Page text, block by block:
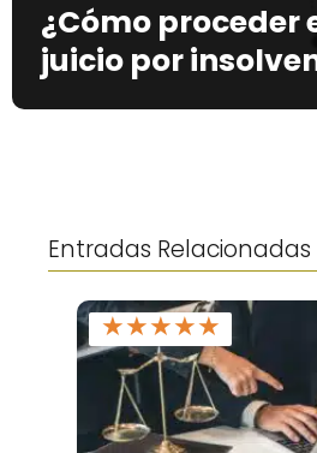
¿Cómo proceder
juicio por
Entradas Relacionadas
★★★★★